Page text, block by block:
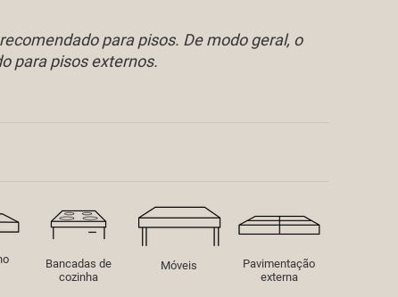
para pisos. De modo geral, o
para pisos externos.
Bancadas de
cozinha
Móveis
Pavimentação
externa